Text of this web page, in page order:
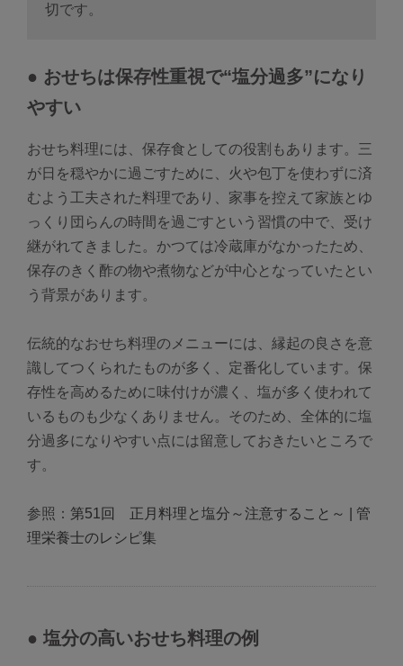
切です。
● おせちは保存性重視で“塩分過多”になり
やすい
おせち料理には、保存食としての役割もあります。三
が日を穏やかに過ごすために、火や包丁を使わずに済
むよう工夫された料理であり、家事を控えて家族とゆ
っくり団らんの時間を過ごすという習慣の中で、受け
継がれてきました。かつては冷蔵庫がなかったため、
保存のきく酢の物や煮物などが中心となっていたとい
う背景があります。
伝統的なおせち料理のメニューには、縁起の良さを意
識してつくられたものが多く、定番化しています。保
存性を高めるために味付けが濃く、塩が多く使われて
いるものも少なくありません。そのため、全体的に塩
分過多になりやすい点には留意しておきたいところで
す。
参照： 第51回 正月料理と塩分～注意すること～ | 管
理栄養士のレシピ集
● 塩分の高いおせち料理の例